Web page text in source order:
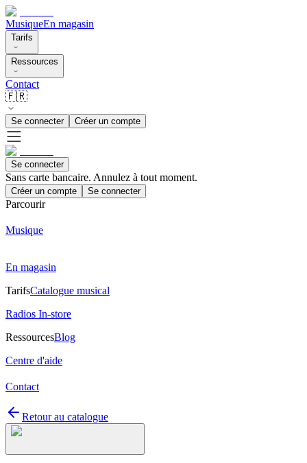
MusiqueEn magasin
Tarifs
Ressources
Contact
🇫🇷
Se connecter Créer un compte
Se connecter
Sans carte bancaire. Annulez à tout moment.
Créer un compte Se connecter
Parcourir
Musique
En magasin
TarifsCatalogue musical
Radios In-store
RessourcesBlog
Centre d'aide
Contact
Retour au catalogue